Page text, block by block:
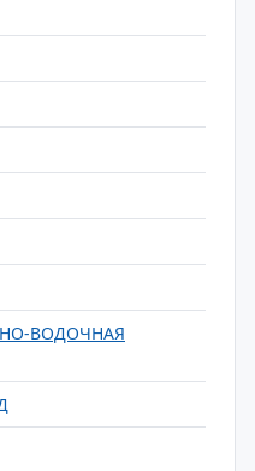
ВОДОЧНАЯ